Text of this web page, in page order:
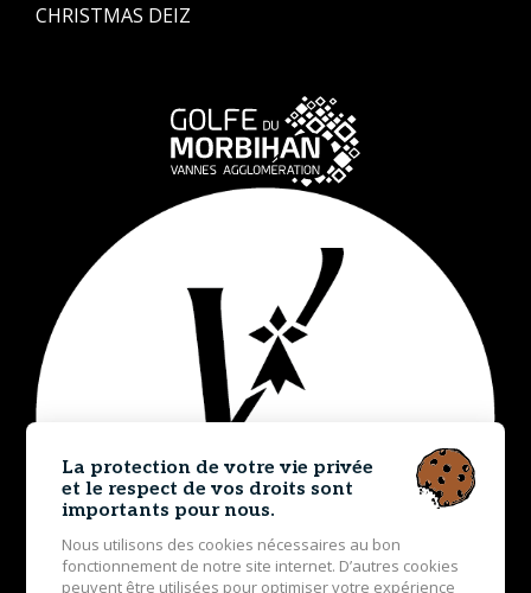
CHRISTMAS DEIZ
La protection de votre vie privée
et le respect de vos droits sont
importants pour nous.
Nous utilisons des cookies nécessaires au bon
fonctionnement de notre site internet. D’autres cookies
peuvent être utilisées pour optimiser votre expérience